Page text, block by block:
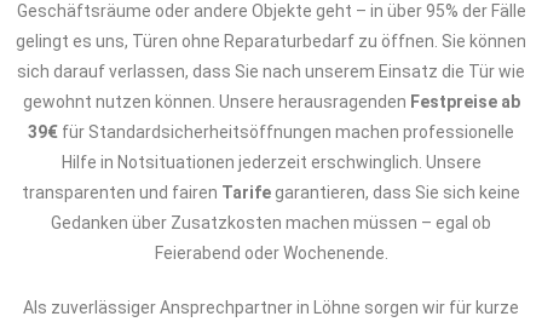
Geschäftsräume oder andere Objekte geht – in über 95% der Fälle
gelingt es uns, Türen ohne Reparaturbedarf zu öffnen. Sie können
sich darauf verlassen, dass Sie nach unserem Einsatz die Tür wie
gewohnt nutzen können. Unsere herausragenden Festpreise ab
39€ für Standardsicherheitsöffnungen machen professionelle
Hilfe in Notsituationen jederzeit erschwinglich. Unsere
transparenten und fairen Tarife garantieren, dass Sie sich keine
Gedanken über Zusatzkosten machen müssen – egal ob
Feierabend oder Wochenende.
Als zuverlässiger Ansprechpartner in Löhne sorgen wir für kurze